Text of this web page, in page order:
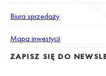
Biura sprzedaży
Mapa inwestycji
ZAPISZ SIĘ DO